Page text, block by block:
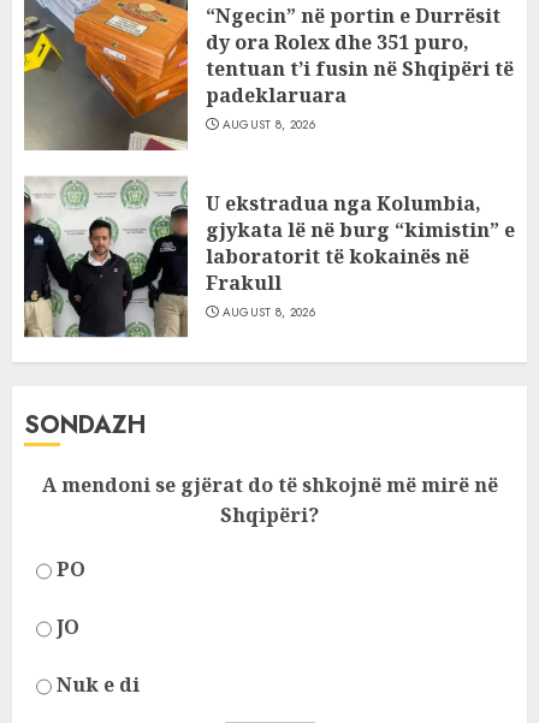
“Ngecin” në portin e Durrësit
dy ora Rolex dhe 351 puro,
tentuan t’i fusin në Shqipëri të
padeklaruara
AUGUST 8, 2026
U ekstradua nga Kolumbia,
gjykata lë në burg “kimistin” e
laboratorit të kokainës në
Frakull
AUGUST 8, 2026
SONDAZH
A mendoni se gjërat do të shkojnë më mirë në
Shqipëri?
PO
JO
Nuk e di